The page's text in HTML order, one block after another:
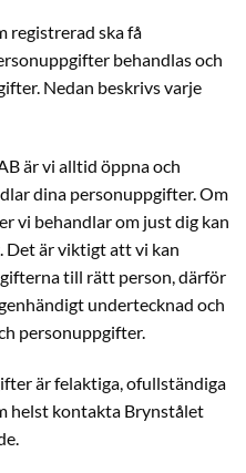
registrerad ska få
behandlas och
Nedan beskrivs varje
är vi alltid öppna och
dina personuppgifter. Om
vi behandlar om just dig kan
Det är viktigt att vi kan
till rätt person, därför
undertecknad och
personuppgifter.
är felaktiga, ofullständiga
helst kontakta Brynstålet